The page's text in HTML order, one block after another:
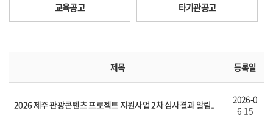
교육공고 타기관공고
제목 등록일
2026 제주 관광콘텐츠 프로젝트 지원사업 2차 심사결과 알림..
2026-0
6-15